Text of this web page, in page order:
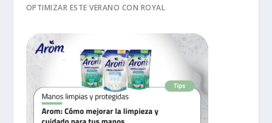
OPTIMIZAR ESTE VERANO CON ROYAL